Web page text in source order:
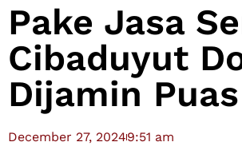
Pake Jasa
Cibaduyut
Dijamin Puas
December 27, 20249:51 am